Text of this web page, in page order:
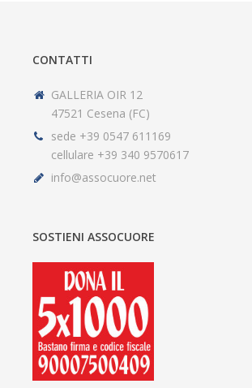
CONTATTI
GALLERIA OIR 12
47521 Cesena (FC)
sede +39 0547 611169
cellulare +39 340 9570617
info@assocuore.net
SOSTIENI ASSOCUORE